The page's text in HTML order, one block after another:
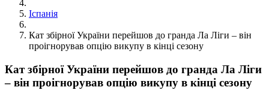
Іспанія
Кат збірної України перейшов до гранда Ла Ліги – він
проігнорував опцію викупу в кінці сезону
Кат збірної України перейшов до гранда Ла Ліги
– він проігнорував опцію викупу в кінці сезону